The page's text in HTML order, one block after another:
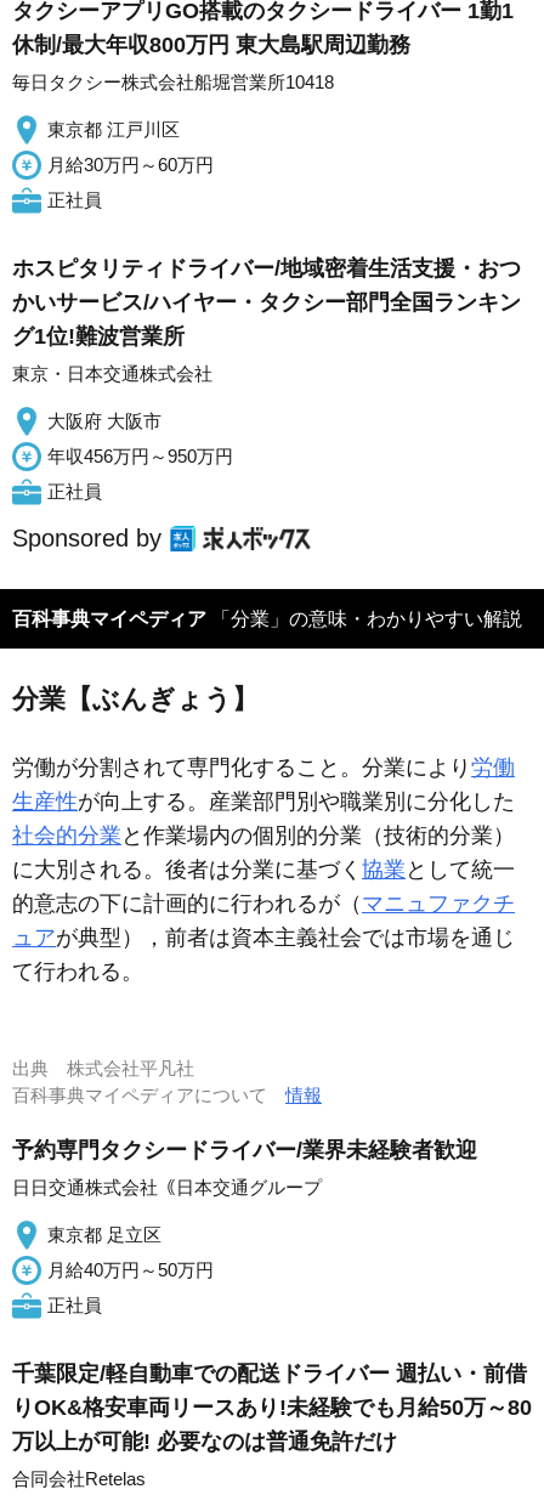
タクシーアプリGO搭載のタクシードライバー 1勤1
休制/最大年収800万円 東大島駅周辺勤務
毎日タクシー株式会社船堀営業所10418
東京都 江戸川区
月給30万円～60万円
正社員
ホスピタリティドライバー/地域密着生活支援・おつ
かいサービス/ハイヤー・タクシー部門全国ランキン
グ1位!難波営業所
東京・日本交通株式会社
大阪府 大阪市
年収456万円～950万円
正社員
Sponsored by
百科事典マイペディア 「分業」の意味・わかりやすい解説
分業【ぶんぎょう】
労働が分割されて専門化すること。分業により 労働
生産性が向上する。産業部門別や職業別に分化した
社会的分業 と作業場内の個別的分業（技術的分業）
に大別される。後者は分業に基づく 協業 として統一
的意志の下に計画的に行われるが（ マニュファクチ
ュアが典型），前者は資本主義社会では市場を通じ
て行われる。
出典 株式会社平凡社
百科事典マイペディアについて情報
予約専門タクシードライバー/業界未経験者歓迎
日日交通株式会社｟日本交通グループ
東京都 足立区
月給40万円～50万円
正社員
千葉限定/軽自動車での配送ドライバー 週払い・前借
りOK&格安車両リースあり!未経験でも月給50万～80
万以上が可能! 必要なのは普通免許だけ
合同会社Retelas